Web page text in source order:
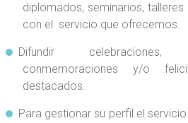
diplomados, seminarios,
con el servicio que ofrecemos.
Difundir
conmemoraciones y/o
destacados.
Para gestionar su perfil el